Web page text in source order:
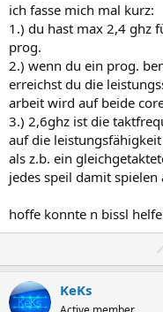
ich fasse mich mal kurz:
1.) du hast max 2,4 ghz
prog.
2.) wenn du ein prog.
erreichst du die
arbeit wird auf beide
3.) 2,6ghz ist die
auf die
als z.b. ein
jedes speil damit
hoffe konnte n bissl
KeKs